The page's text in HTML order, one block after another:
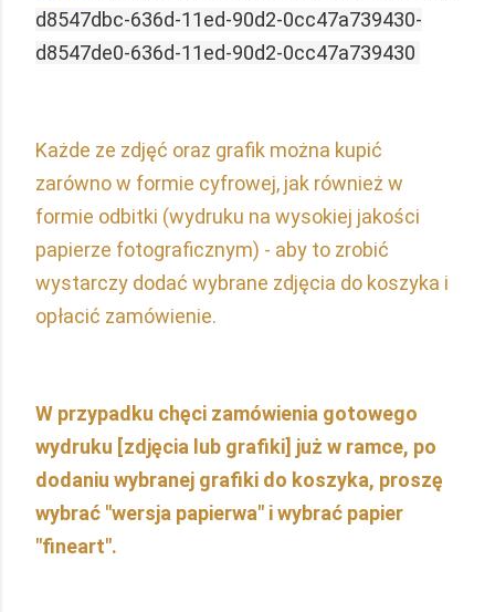
d8547dbc-636d-11ed-90d2-0cc47a739430-
d8547de0-636d-11ed-90d2-0cc47a739430
Każde ze zdjęć oraz grafik można kupić
zarówno w formie cyfrowej, jak również w
formie odbitki (wydruku na wysokiej jakości
papierze fotograficznym) - aby to zrobić
wystarczy dodać wybrane zdjęcia do koszyka i
opłacić zamówienie.
W przypadku chęci zamówienia gotowego
wydruku [zdjęcia lub grafiki] już w ramce, po
dodaniu wybranej grafiki do koszyka, proszę
wybrać "wersja papierwa" i wybrać papier
"fineart".